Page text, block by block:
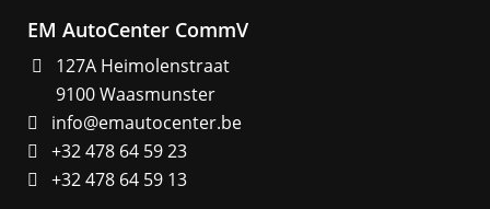
EM AutoCenter CommV
127A Heimolenstraat
9100 Waasmunster
info@emautocenter.be
+32 478 64 59 23
+32 478 64 59 13